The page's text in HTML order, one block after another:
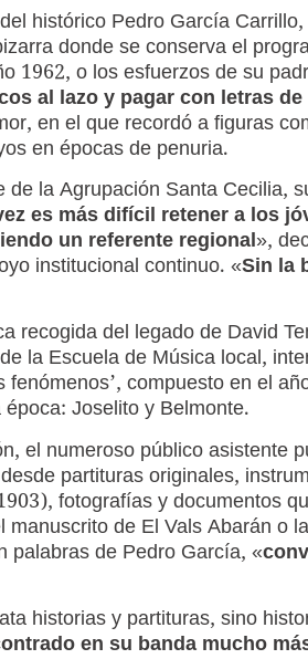
histórico Pedro García
donde se conserva el
1962, o los esfuerzos de su
al lazo y pagar con letras de
en el que recordó a figuras
en épocas de penuria.
la Agrupación Santa Cecilia,
es más difícil retener a los
un referente regional»,
institucional continuo. «Sin la
recogida del legado de David
la Escuela de Música local,
fenómenos’, compuesto en el
Joselito y Belmonte.
el numeroso público asistente
partituras originales,
fotografías y documentos
de El Vals Abarán o
palabras de Pedro García, «
historias y partituras, sino
en su banda mucho